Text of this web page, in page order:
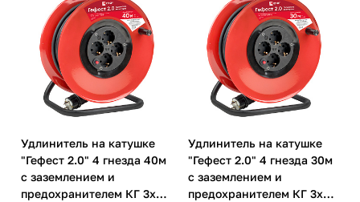
Удлинитель на катушке
"Гефест 2.0" 4 гнезда 40м
с заземлением и
предохранителем КГ 3х2,5
Удлинитель на катушке
"Гефест 2.0" 4 гнезда 30м
с заземлением и
предохранителем КГ 3х2,5